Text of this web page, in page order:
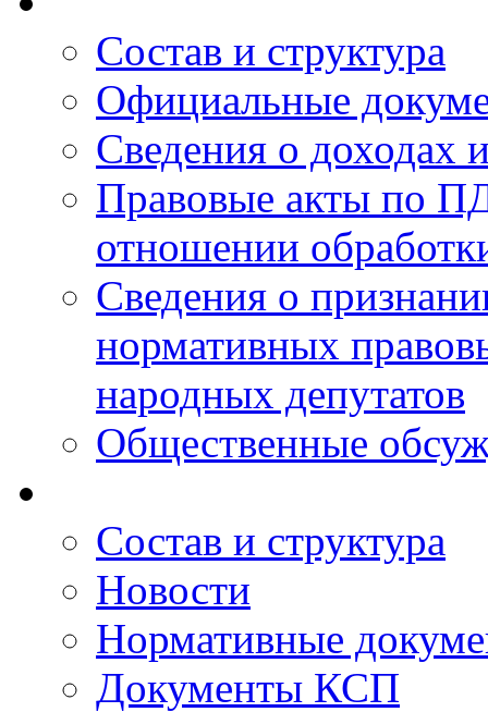
Состав и структура
Официальные
Сведения о доходах
Правовые акты по
отношении
Сведения о
нормативных
народных депутатов
Общественные
Состав и структура
Новости
Нормативные
Документы КСП